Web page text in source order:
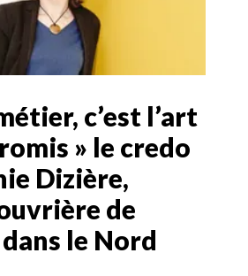
c’est l’art
» le credo
Dizière,
de
le Nord